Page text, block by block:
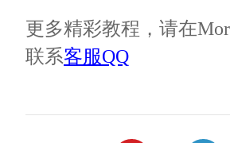
更多精彩教程，请在
联系客服QQ